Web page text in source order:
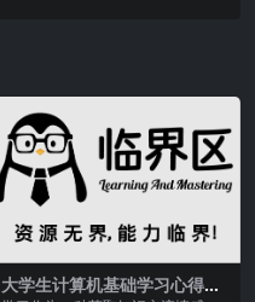
大学生计算机基础学习心得：